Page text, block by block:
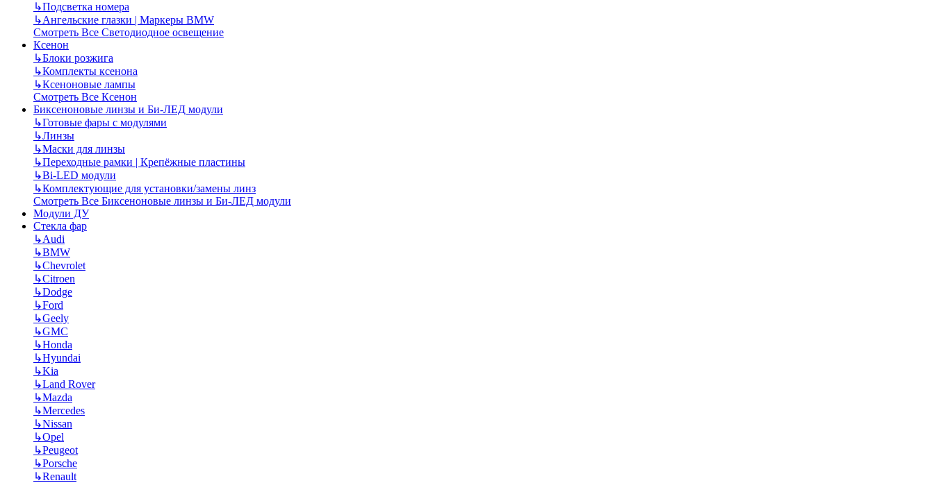
↳Подсветка номера
↳Ангельские глазки | Маркеры BMW
Смотреть Все Светодиодное освещение
Ксенон
↳Блоки розжига
↳Комплекты ксенона
↳Ксеноновые лампы
Смотреть Все Ксенон
Биксеноновые линзы и Би-ЛЕД модули
↳Готовые фары с модулями
↳Линзы
↳Маски для линзы
↳Переходные рамки | Крепёжные пластины
↳Bi-LED модули
↳Комплектующие для установки/замены линз
Смотреть Все Биксеноновые линзы и Би-ЛЕД модули
Модули ДУ
Стекла фар
↳Audi
↳BMW
↳Chevrolet
↳Citroen
↳Dodge
↳Ford
↳Geely
↳GMC
↳Honda
↳Hyundai
↳Kia
↳Land Rover
↳Mazda
↳Mercedes
↳Nissan
↳Opel
↳Peugeot
↳Porsche
↳Renault